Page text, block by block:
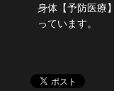
身体【予防医療
っています。